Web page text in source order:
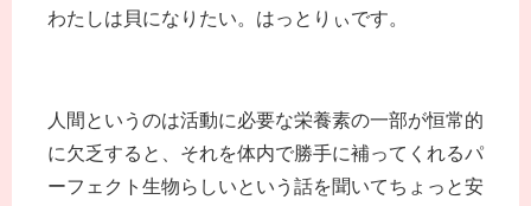
わたしは貝になりたい。はっとりぃです。
人間というのは活動に必要な栄養素の一部が恒常的
に欠乏すると、それを体内で勝手に補ってくれるパ
ーフェクト生物らしいという話を聞いてちょっと安